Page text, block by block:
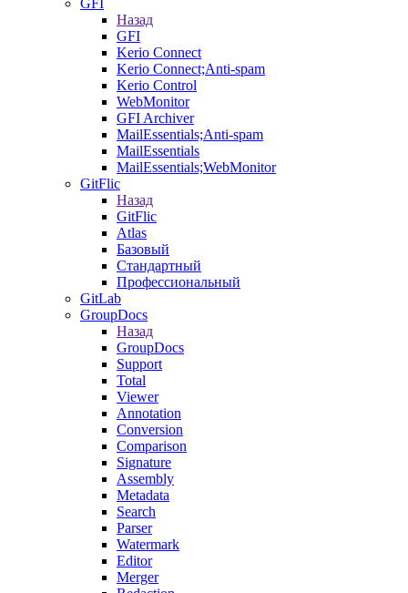
GFI
Назад
GFI
Kerio Connect
Kerio Connect;Anti-spam
Kerio Control
WebMonitor
GFI Archiver
MailEssentials;Anti-spam
MailEssentials
MailEssentials;WebMonitor
GitFlic
Назад
GitFlic
Atlas
Базовый
Стандартный
Профессиональный
GitLab
GroupDocs
Назад
GroupDocs
Support
Total
Viewer
Annotation
Conversion
Comparison
Signature
Assembly
Metadata
Search
Parser
Watermark
Editor
Merger